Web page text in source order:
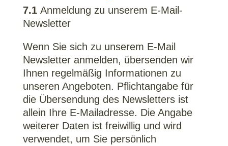
7.1Anmeldung zu unserem E-Mail-
Newsletter
Wenn Sie sich zu unserem E-Mail
Newsletter anmelden, übersenden wir
Ihnen regelmäßig Informationen zu
unseren Angeboten. Pflichtangabe für
die Übersendung des Newsletters ist
allein Ihre E-Mailadresse. Die Angabe
weiterer Daten ist freiwillig und wird
verwendet, um Sie persönlich